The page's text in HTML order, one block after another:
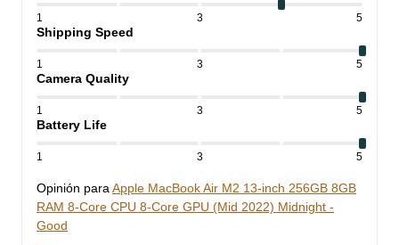
1 3 5
Shipping Speed
1 3 5
Camera Quality
1 3 5
Battery Life
1 3 5
Opinión paraApple MacBook Air M2 13-inch 256GB 8GB
RAM 8-Core CPU 8-Core GPU (Mid 2022) Midnight -
Good